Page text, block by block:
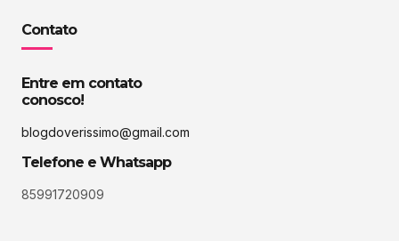
Contato
Entre em contato
conosco!
blogdoverissimo@gmail.com
Telefone e Whatsapp
85991720909